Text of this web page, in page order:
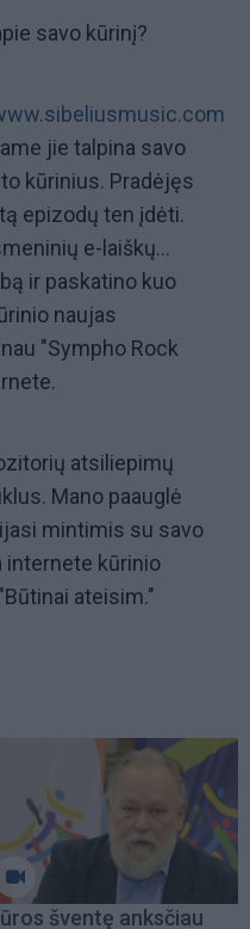
savo kūrinį?
jie talpina savo
kūrinius. Pradėjęs
epizodų ten įdėti.
e-laiškų...
ir paskatino kuo
naujas
"Sympho Rock
atsiliepimų
Mano paauglė
mintimis su savo
internete kūrinio
ateisim."
šventę anksčiau